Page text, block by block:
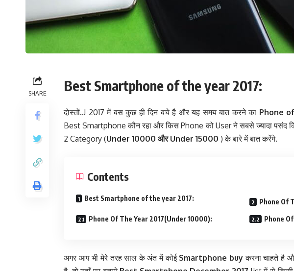
SHARE Best Smartphone of the year 2017:
दोस्तों..! 2017 में बस कुछ ही दिन बचे है और यह समय बात करने का Phone
Best Smartphone कौन रहा और किस Phone को User ने सबसे ज्यादा
2 Category (Under 10000 और Under 15000 ) के बारे में बात करेंगे.
Contents
Best Smartphone of the year 2017: Phone Of
Phone Of The Year 2017(Under 10000): Phone
अगर आप भी मेरे तरह साल के अंत में कोई Smartphone buy करना चाहते है